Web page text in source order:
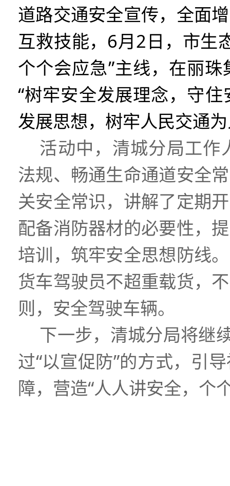
道路交通安全宣传，全面
互救技能， 6月2日 ，市生
个个会应急”主线， 在丽珠
“树牢安全发展理念，守
发展思想，树牢人民交通
活动中，清城分局工作
法规、畅通生命通道安全
关安全常识，讲解了定期
配备消防器材的必要性，
培训，筑牢安全思想防线
货车驾驶员不超重载货，
则，安全驾驶车辆。
下一步，清城分局将继
过“以宣促防”的方式，引
障，营造“人人讲安全，个